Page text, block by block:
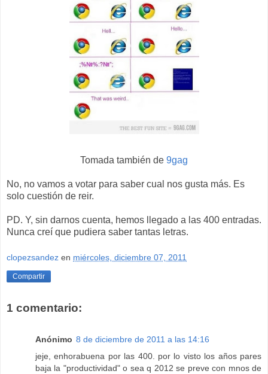
Tomada también de 9gag
No, no vamos a votar para saber cual nos gusta más. Es
solo cuestión de reir.
PD. Y, sin darnos cuenta, hemos llegado a las 400 entradas.
Nunca creí que pudiera saber tantas letras.
clopezsandez en miércoles, diciembre 07, 2011
Compartir
1 comentario:
Anónimo 8 de diciembre de 2011 a las 14:16
jeje, enhorabuena por las 400. por lo visto los años pares
baja la "productividad" o sea q 2012 se preve con mnos de